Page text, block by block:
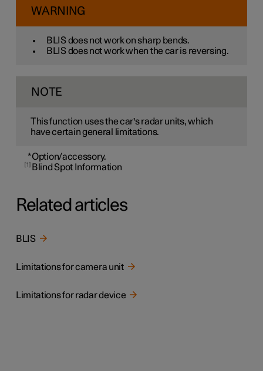
WARNING
BLIS does not work on sharp bends.
BLIS does not work when the car is reversing.
NOTE
This function uses the car's radar units, which
have certain general limitations.
*Option/accessory.
1 Blind Spot Information
Related articles
BLIS
Limitations for camera unit
Limitations for radar device